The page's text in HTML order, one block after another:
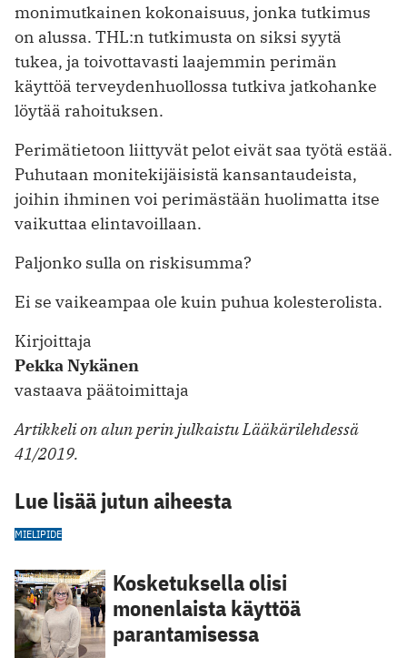
monimutkainen kokonaisuus, jonka tutkimus
on alussa. THL:n tutkimusta on siksi syytä
tukea, ja toivottavasti laajemmin perimän
käyttöä terveydenhuollossa tutkiva jatkohanke
löytää rahoituksen.
Perimätietoon liittyvät pelot eivät saa työtä estää.
Puhutaan monitekijäisistä kansantaudeista,
joihin ihminen voi perimästään huolimatta itse
vaikuttaa elintavoillaan.
Paljonko sulla on riskisumma?
Ei se vaikeampaa ole kuin puhua kolesterolista.
Kirjoittaja
Pekka Nykänen
vastaava päätoimittaja
Artikkeli on alun perin julkaistu Lääkärilehdessä
41/2019.
Lue lisää jutun aiheesta
MIELIPIDE
Kosketuksella olisi
monenlaista käyttöä
parantamisessa